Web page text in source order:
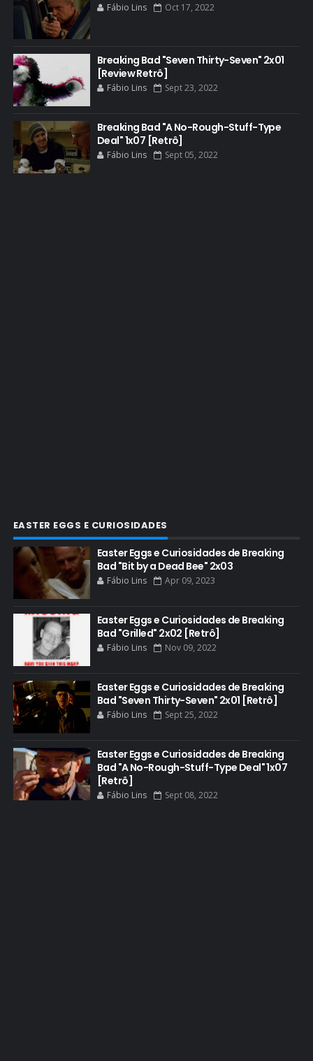
BLOOPERS
BLU-RAY
BOB ODENKIRK
BOB ODENKIRK CINEMA
BOB ODENKIRK TV
BREAKING BAD ART PROJECT
BREAKING BAD HISTORY
BREAKING BAD DA VIDA REAL
CONHEÇA BREAKING BAD
CRITICS CHOICE AWARDS
CURIOSIDADES
DGA AWARDS
DVD
DEAN NORRIS
DOCUMENTÁRIO
DOS HOMBRES MEZCAL
EASTER EGGS
EDITORIAL
EL CAMINO
ELECTRIC DREAMS
ELENCO 5ª TEMPORADA
Fábio Lins Oct 17, 2022
Breaking Bad "Seven Thirty-Seven" 2x01
[Review Retrô]
Fábio Lins Sept 23, 2022
Breaking Bad "A No-Rough-Stuff-Type
Deal" 1x07 [Retrô]
Fábio Lins Sept 05, 2022
EASTER EGGS E CURIOSIDADES
Easter Eggs e Curiosidades de Breaking
Bad "Bit by a Dead Bee" 2x03
Fábio Lins Apr 09, 2023
Easter Eggs e Curiosidades de Breaking
Bad "Grilled" 2x02 [Retrô]
Fábio Lins Nov 09, 2022
Easter Eggs e Curiosidades de Breaking
Bad "Seven Thirty-Seven" 2x01 [Retrô]
Fábio Lins Sept 25, 2022
Easter Eggs e Curiosidades de Breaking
Bad "A No-Rough-Stuff-Type Deal" 1x07
[Retrô]
Fábio Lins Sept 08, 2022